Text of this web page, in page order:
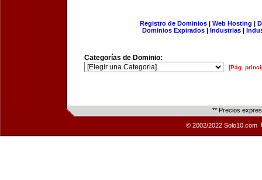
Registro de Dominios| Web Hosting |
Dominios Expirados | Industrias |
Categorías de Dominio:
[Pág.
** Precios
© 2002/2022 Solo10.com